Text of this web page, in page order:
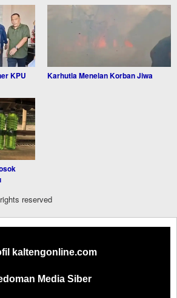
KPU
Karhutla Menelan Korban Jiwa
reserved
kaltengonline.com
Media Siber